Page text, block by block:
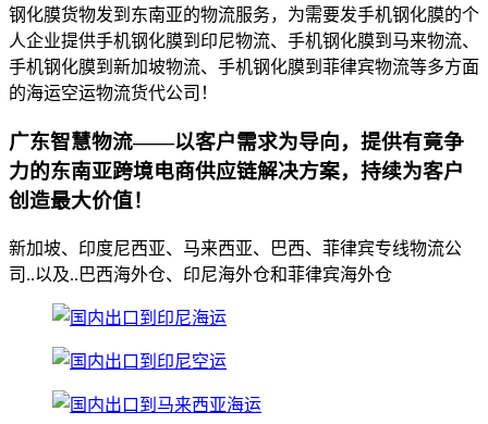
钢化膜货物发到东南亚的物流服务，为需要发手机钢化膜的个
人企业提供手机钢化膜到印尼物流、手机钢化膜到马来物流、
手机钢化膜到新加坡物流、手机钢化膜到菲律宾物流等多方面
的海运空运物流货代公司！
广东智慧物流——以客户需求为导向，提供有竟争
力的东南亚跨境电商供应链解决方案，持续为客户
创造最大价值！
新加坡、印度尼西亚、马来西亚、巴西、菲律宾专线物流公
司..以及..巴西海外仓、印尼海外仓和菲律宾海外仓